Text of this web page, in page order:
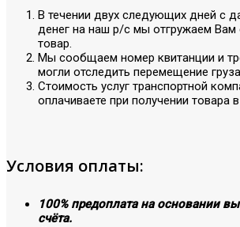
В течении двух следующих дней с
денег на наш р/с мы отгружаем Вам
товар.
Мы сообщаем номер квитанции и
могли отследить перемещение
Стоимость услуг транспортной
оплачиваете при получении товара
Условия оплаты:
100% предоплата на основании
счёта.